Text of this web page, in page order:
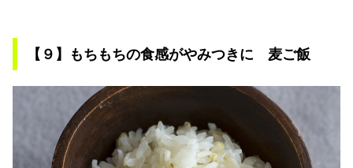
【９】もちもちの食感がやみつきに 麦ご飯